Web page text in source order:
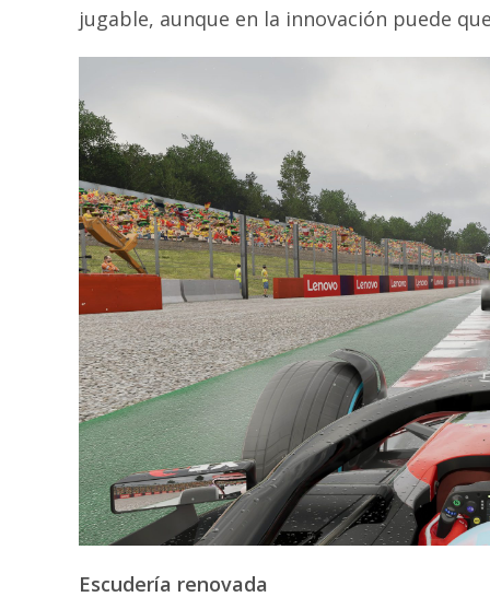
jugable, aunque en la innovación puede
Escudería renovada